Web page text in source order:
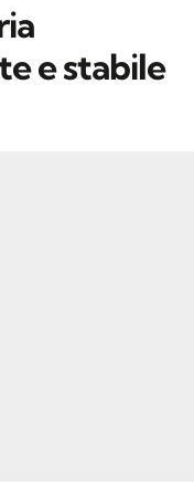
e stabile